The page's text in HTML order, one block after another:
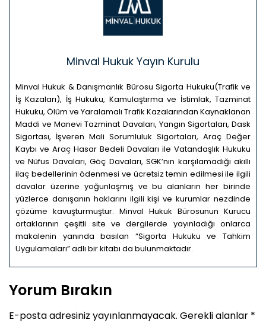
Minval Hukuk Yayın Kurulu
Minval Hukuk & Danışmanlık Bürosu Sigorta Hukuku(Trafik ve
İş Kazaları), İş Hukuku, Kamulaştırma ve İstimlak, Tazminat
Hukuku, Ölüm ve Yaralamalı Trafik Kazalarından Kaynaklanan
Maddi ve Manevi Tazminat Davaları, Yangın Sigortaları, Dask
Sigortası, İşveren Mali Sorumluluk Sigortaları, Araç Değer
Kaybı ve Araç Hasar Bedeli Davaları ile Vatandaşlık Hukuku
ve Nüfus Davaları, Göç Davaları, SGK’nın karşılamadığı akıllı
ilaç bedellerinin ödenmesi ve ücretsiz temin edilmesi ile ilgili
davalar üzerine yoğunlaşmış ve bu alanların her birinde
yüzlerce danışanın haklarını ilgili kişi ve kurumlar nezdinde
çözüme kavuşturmuştur. Minval Hukuk Bürosunun Kurucu
ortaklarının çeşitli site ve dergilerde yayınladığı onlarca
makalenin yanında basılan “Sigorta Hukuku ve Tahkim
Uygulamaları” adlı bir kitabı da bulunmaktadır.
Yorum Bırakın
E-posta adresiniz yayınlanmayacak. Gerekli alanlar *